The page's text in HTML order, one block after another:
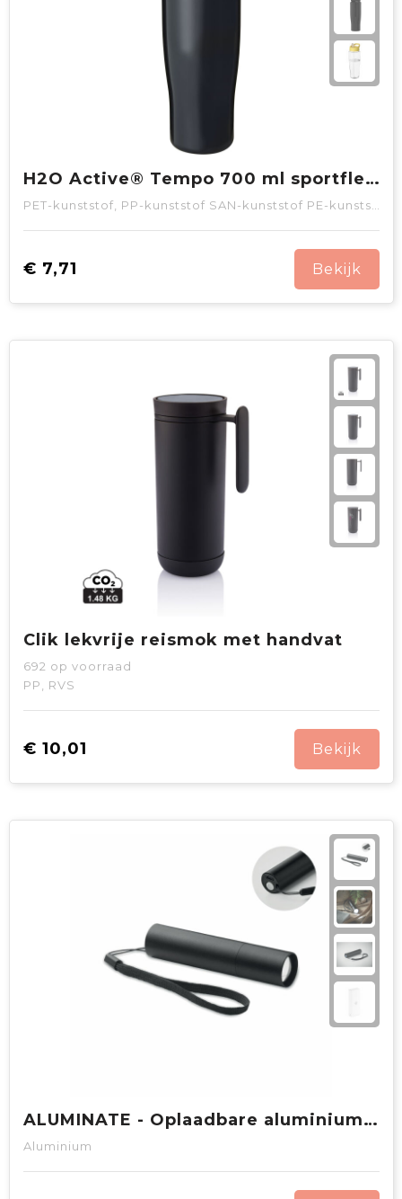
H2O Active® Tempo 700 ml sportfles met fliptuitdeksel
€ 7,71 Bekijk
Clik lekvrije reismok met handvat
692 op voorraad
PP, RVS
€ 10,01 Bekijk
ALUMINATE - Oplaadbare aluminium zaklamp
Aluminium